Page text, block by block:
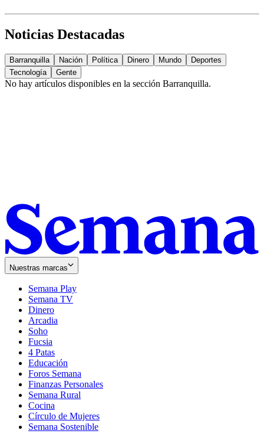
Noticias Destacadas
Barranquilla Nación Política Dinero Mundo
Deportes
Tecnología
Gente
No hay artículos disponibles en la sección Barranquilla.
Nuestras marcas
Semana Play
Semana TV
Dinero
Arcadia
Soho
in
new
window
Fucsia
in
new
window
4 Patas
Educación
Foros Semana
Finanzas Personales
Semana Rural
Cocina
Círculo de Mujeres
Semana Sostenible